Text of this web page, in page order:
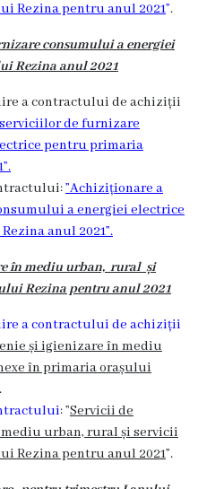
Rezina pentru anul 2021”.
consumului a energiei
Rezina anul 2021
a contractului de achiziții
de furnizare
pentru primaria
”Achiziționare a
a energiei electrice
anul 2021”.
în mediu urban, rural și
Rezina pentru anul 2021
a contractului de achiziții
și igienizare în mediu
în primaria orașului
: ”Servicii de
urban, rural și servicii
Rezina pentru anul 2021”.